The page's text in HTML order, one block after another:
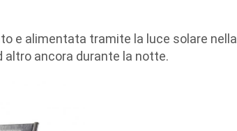
e alimentata tramite la luce solare nella
altro ancora durante la notte.